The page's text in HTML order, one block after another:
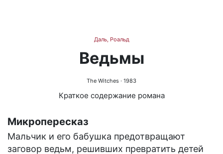
Даль, Роальд
Ведьмы
The Witches · 1983
Краткое содержание романа
Микропересказ
Мальчик и его бабушка предотвращают
заговор ведьм, решивших превратить детей